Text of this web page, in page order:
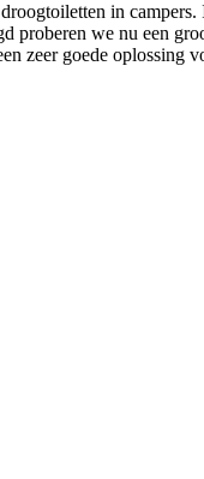
in
proberen we nu een
zeer goede